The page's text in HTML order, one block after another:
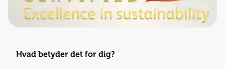
Hvad betyder det for dig?